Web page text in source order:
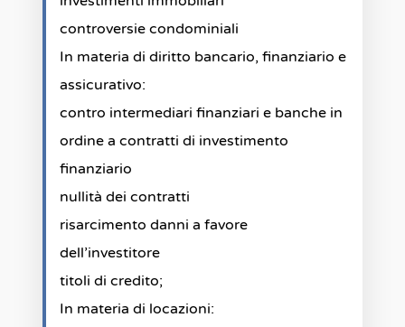
controversie condominiali
In materia di diritto bancario, finanziario e
assicurativo:
contro intermediari finanziari e banche in
ordine a contratti di investimento
finanziario
nullità dei contratti
risarcimento danni a favore
dell’investitore
titoli di credito;
In materia di locazioni: